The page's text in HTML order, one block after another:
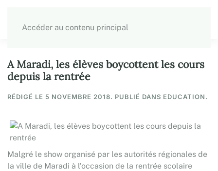
Accéder au contenu principal
A Maradi, les élèves boycottent les cours
depuis la rentrée
RÉDIGÉ LE 5 NOVEMBRE 2018. PUBLIÉ DANS EDUCATION.
Malgré le show organisé par les autorités régionales de
la ville de Maradi à l’occasion de la rentrée scolaire